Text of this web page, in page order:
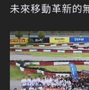
未來移動革新的